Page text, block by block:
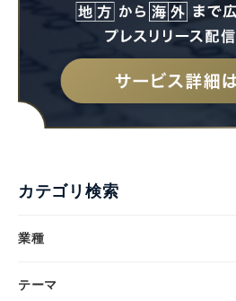
カテゴリ検索
業種
テーマ
Japanese
English